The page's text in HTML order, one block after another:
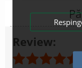
Review: